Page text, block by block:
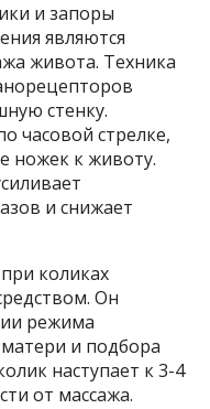
и запоры
являются
живота. Техника
стенку.
часовой стрелке,
ножек к животу.
и снижает
коликах
Он
режима
и подбора
наступает к 3-4
от массажа.